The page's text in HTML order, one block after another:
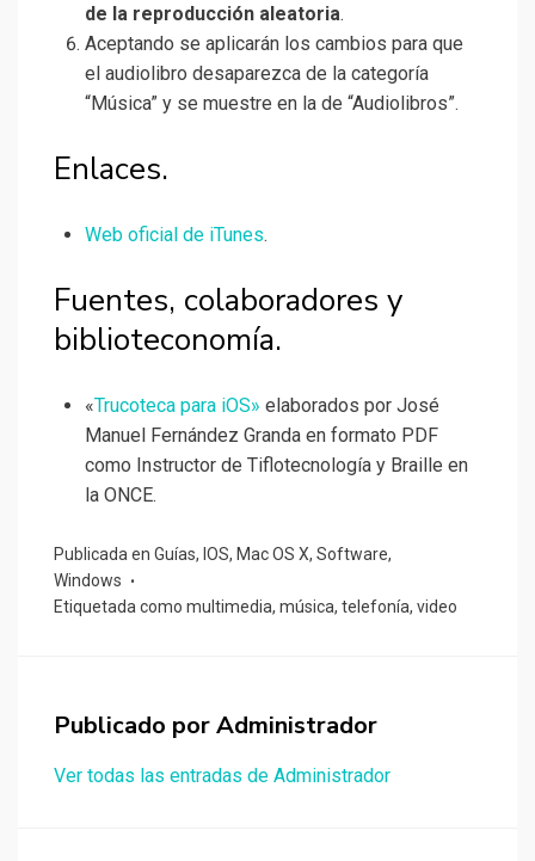
de la reproducción aleatoria.
Aceptando se aplicarán los cambios para que
el audiolibro desaparezca de la categoría
“Música” y se muestre en la de “Audiolibros”.
Enlaces.
Web oficial de iTunes.
Fuentes, colaboradores y
biblioteconomía.
«Trucoteca para iOS» elaborados por José
Manuel Fernández Granda en formato PDF
como Instructor de Tiflotecnología y Braille en
la ONCE.
Publicada en Guías, IOS, Mac OS X, Software,
Windows
Etiquetada como multimedia, música, telefonía, video
Publicado porAdministrador
Ver todas las entradas de Administrador